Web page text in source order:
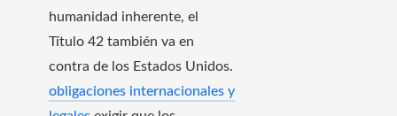
humanidad inherente, el
Título 42 también va en
contra de los Estados Unidos.
obligaciones internacionales y